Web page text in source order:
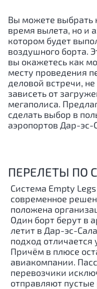
Вы можете выбрать
время вылета, но и
котором будет
воздушного борта.
вы окажетесь как
месту проведения
деловой встречи, не
зависеть от
мегаполиса.
сделать выбор в
аэропортов Дар-эс-
ПЕРЕЛЕТЫ ПО
Система Empty
современное
положена
Один борт берут в
летит в Дар-эс-
подход отличается
Причём в плюсе
авиакомпании.
перевозчики
отправляют